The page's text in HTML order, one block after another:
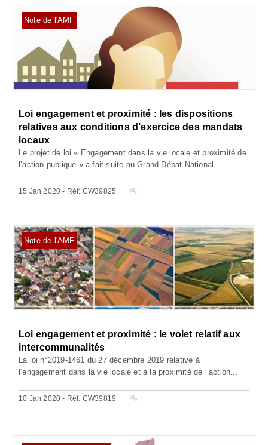
Note de l'AMF
Loi engagement et proximité : les dispositions
relatives aux conditions d’exercice des mandats
locaux
Le projet de loi « Engagement dans la vie locale et proximité de
l’action publique » a fait suite au Grand Débat National...
15 Jan 2020 - Réf: CW39825
Note de l'AMF
Loi engagement et proximité : le volet relatif aux
intercommunalités
La loi n°2019-1461 du 27 décembre 2019 relative à
l’engagement dans la vie locale et à la proximité de l’action...
10 Jan 2020 - Réf: CW39819